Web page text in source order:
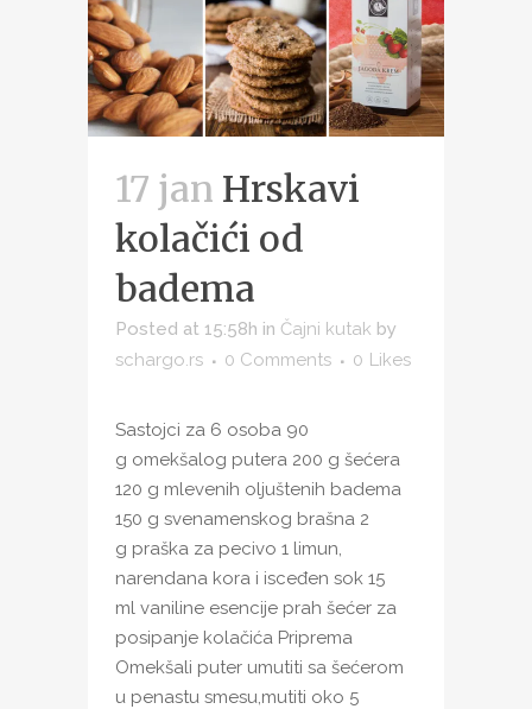
17 jan Hrskavi
kolačići od
badema
Posted at 15:58h in Čajni kutak by
schargo.rs
0 Comments 0 Likes
Sastojci za 6 osoba 90
g omekšalog putera 200 g šećera
120 g mlevenih oljuštenih badema
150 g svenamenskog brašna 2
g praška za pecivo 1 limun,
narendana kora i isceđen sok 15
ml vaniline esencije prah šećer za
posipanje kolačića Priprema
Omekšali puter umutiti sa šećerom
u penastu smesu,mutiti oko 5